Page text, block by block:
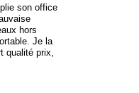
son office
hors
Je la
qualité prix,